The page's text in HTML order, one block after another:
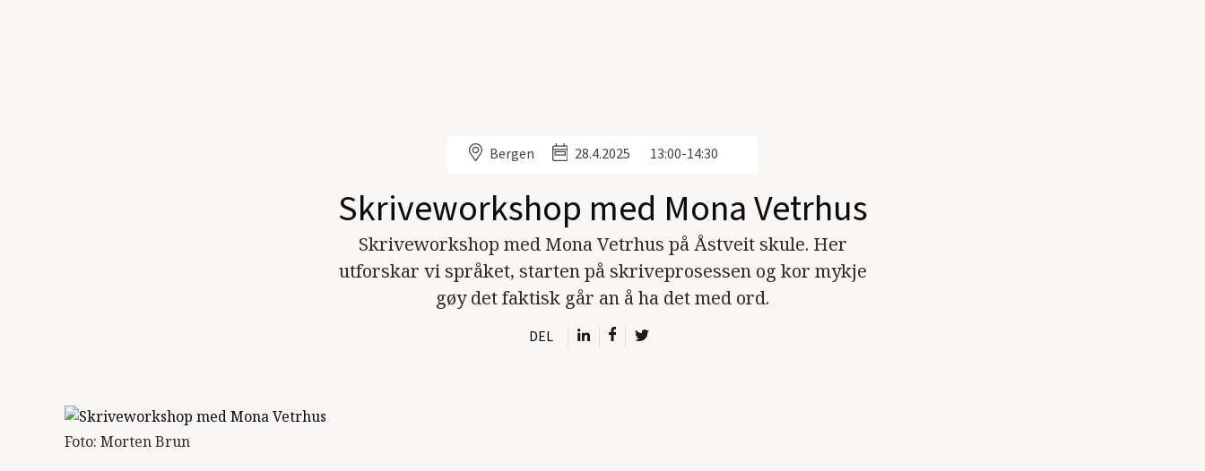
Bergen 28.4.2025 13:00-14:30
Skriveworkshop med Mona Vetrhus
Skriveworkshop med Mona Vetrhus på Åstveit skule. Her
utforskar vi språket, starten på skriveprosessen og kor mykje
gøy det faktisk går an å ha det med ord.
DEL
Foto: Morten Brun